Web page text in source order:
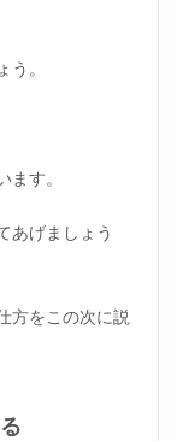
う。
す。
あげましょう
方をこの次に説